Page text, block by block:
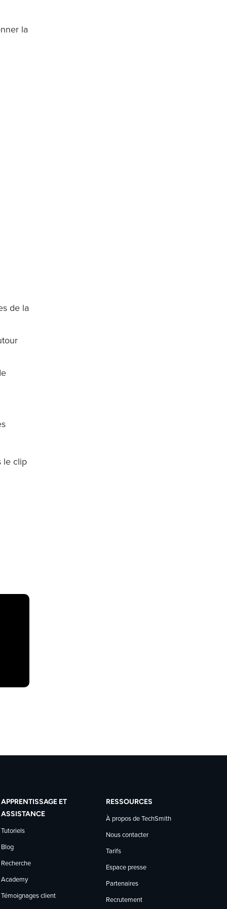
la
de la
le clip
APPRENTISSAGE ET
ASSISTANCE
Tutoriels
Blog
Recherche
Academy
Témoignages client
RESSOURCES
À propos de TechSmith
Nous contacter
Tarifs
Espace presse
Partenaires
Recrutement